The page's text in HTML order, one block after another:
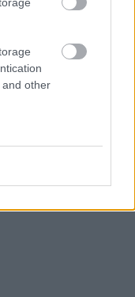
other
στα
στην Ελλάδα,
60.000